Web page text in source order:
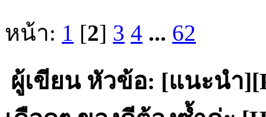
หน้า: 1 [2] 3 4 ... 62
ผู้เขียนหัวข้อ: [แนะนำ